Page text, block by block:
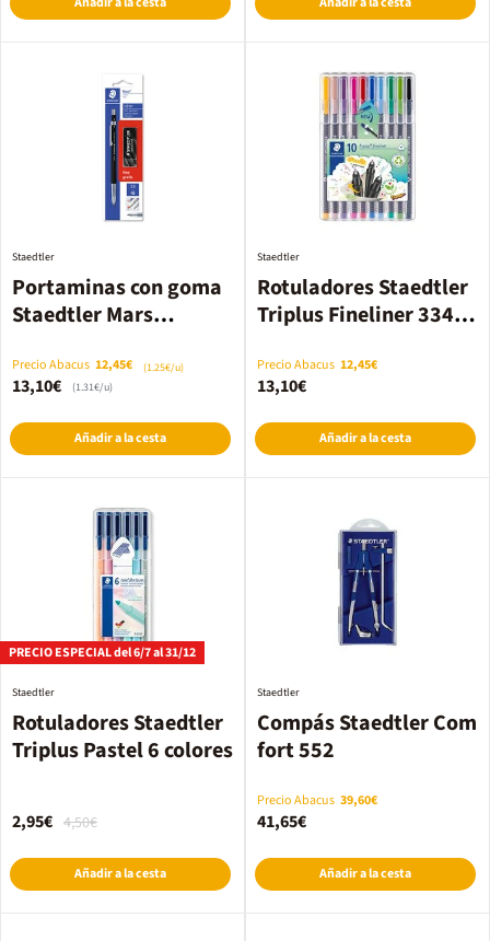
Portaminas con goma
Staedtler Mars
Staedtler
Precio Abacus 12,45€ (1.25€/u)
13,10€ (1.31€/u)
Añadir a la cesta
Rotuladores Staedtler
Triplus Fineliner 334
Staedtler
Precio Abacus 12,45€
13,10€
Añadir a la cesta
PRECIO ESPECIAL del 6/7 al 31/12
Rotuladores Staedtler
Triplus Pastel 6 colores
Staedtler
4,50€
2,95€
Añadir a la cesta
Compás Staedtler Com
fort 552
Staedtler
Precio Abacus 39,60€
41,65€
Añadir a la cesta